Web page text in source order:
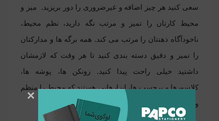
سعی کنید هر چیز اضافه و غیرضروری را دور بریزید. میز و
محیط کارتان را تمیز و مرتب نگه دارید، نظم محیط،
ناخودآگاه ذهنتان را مرتب می کند. همه برگه ها و مدارکتان
را تمیز و دقیق دسته بندی کنید تا هر وقت که لازمشان
داشتید خیلی راحت پیدا کنید. زونکن ها، پوشه ها،
کلاسورها و برچسب ها، ابزارهایی هستند که محیط را منظم
و زیبا می کنند.
×